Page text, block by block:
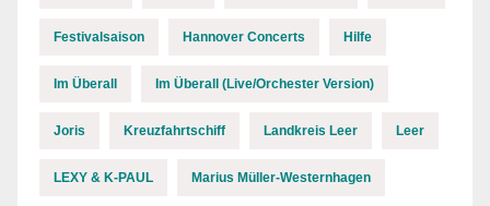
Festivalsaison Hannover Concerts Hilfe
Im Überall Im Überall (Live/Orchester Version)
Joris Kreuzfahrtschiff Landkreis Leer Leer
LEXY & K-PAUL Marius Müller-Westernhagen